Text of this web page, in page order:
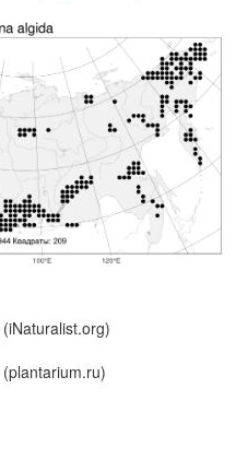
(iNaturalist.org)
(plantarium.ru)